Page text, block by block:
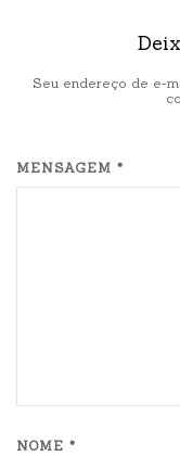
Seu endereço de e-
MENSAGEM *
NOME *